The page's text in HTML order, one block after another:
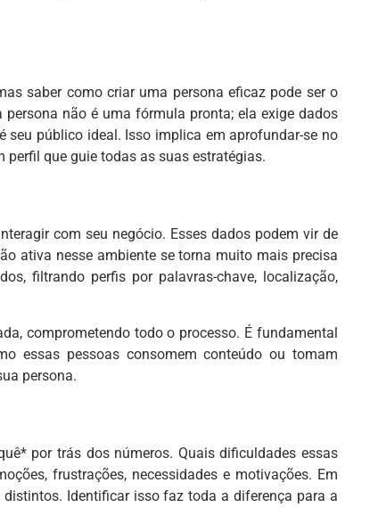
saber como criar uma persona eficaz pode ser o
não é uma fórmula pronta; ela exige dados
seu público ideal. Isso implica em aprofundar-se no
perfil que guie todas as suas estratégias.
com seu negócio. Esses dados podem vir de
ativa nesse ambiente se torna muito mais precisa
filtrando perfis por palavras-chave, localização,
comprometendo todo o processo. É fundamental
essas pessoas consomem conteúdo ou tomam
persona.
por trás dos números. Quais dificuldades essas
frustrações, necessidades e motivações. Em
Identificar isso faz toda a diferença para a